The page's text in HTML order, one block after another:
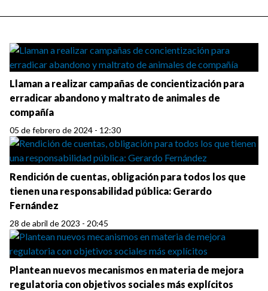
Llaman a realizar campañas de concientización para
erradicar abandono y maltrato de animales de
compañía
05 de febrero de 2024 - 12:30
Rendición de cuentas, obligación para todos los que
tienen una responsabilidad pública: Gerardo
Fernández
28 de abril de 2023 - 20:45
Plantean nuevos mecanismos en materia de mejora
regulatoria con objetivos sociales más explícitos